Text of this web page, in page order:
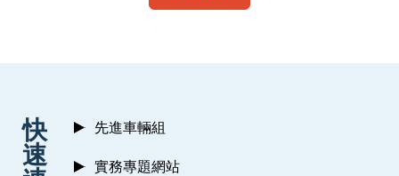
快
速
先進車輛組
實務專題網站